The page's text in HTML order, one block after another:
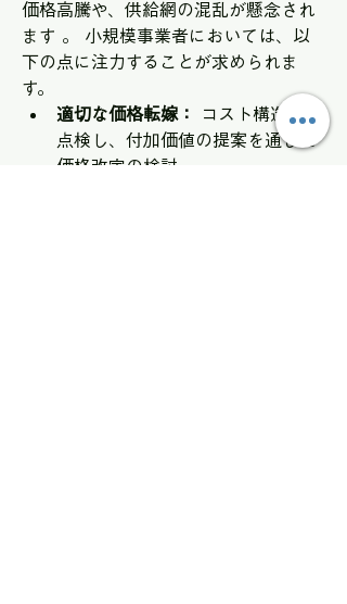
価格高騰や、供給網の混乱が懸念され
ます 。 小規模事業者においては、以
下の点に注力することが求められま
す。
適切な価格転嫁：
コスト構造を再
点検し、付加価値の提案を通じた
価格改定の検討。